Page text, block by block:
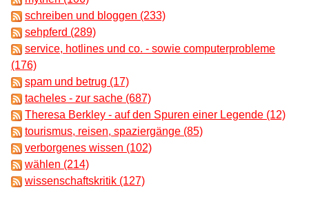
schreiben und bloggen (233)
sehpferd (289)
service, hotlines und co. - sowie computerprobleme
(176)
spam und betrug (17)
tacheles - zur sache (687)
Theresa Berkley - auf den Spuren einer Legende (12)
tourismus, reisen, spaziergänge (85)
verborgenes wissen (102)
wählen (214)
wissenschaftskritik (127)